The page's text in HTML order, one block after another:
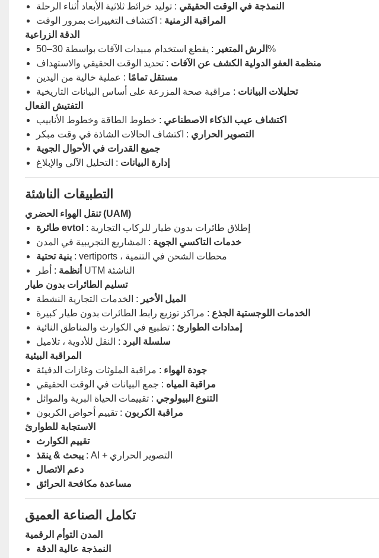
النمذجة في الوقت الحقيقي : توليد خرائط ثلاثية الأبعاد أثناء الرحلة
المراقبة الزمنية : اكتشاف التغييرات بمرور الوقت
الدقة الزراعية
الرش المتغير: يقطع استخدام مبيدات الآفات بواسطة 30–50%
منظمة العفو الدولية الكشف عن الآفات : تحديد الوقت الحقيقي والاستهداف
مستقل تمامًا : عملية خالية من اليدين
تحليلات البيانات : مراقبة صحة المزرعة على أساس البيانات التاريخية
التفتيش الفعال
اكتشاف عيب الذكاء الاصطناعي : خطوط الطاقة وخطوط الأنابيب
التصوير الحراري : اكتشاف الحالات الشاذة في وقت مبكر
جميع القدرات في الأحوال الجوية
إدارة البيانات : التحليل الآلي والإبلاغ
التطبيقات الناشئة
تنقل الهواء الحضري (UAM)
طائرة evtol
: إطلاق طائرات بدون طيار للركاب التجارية
خدمات التاكسي الجوية : المشاريع التجريبية في المدن
: vertiports ، محطات الشحن في التنمية
أنظمة
: أطر UTM الناشئة
تسليم الطائرات بدون طيار
الميل الأخير : الخدمات التجارية النشطة
الخدمات اللوجستية الجذع : مراكز توزيع رابط الطائرات بدون طيار كبيرة
إمدادات الطوارئ : تطبيع في الكوارث والمناطق النائية
سلسلة البرد : النقل للأدوية ، تلاميل
المراقبة البيئية
جودة الهواء : مراقبة الملوثات وغازات الدفيئة
مراقبة المياه : جمع البيانات في الوقت الحقيقي
التنوع البيولوجي : تقييمات الحياة البرية والموائل
مراقبة الكربون : تقييم أحواض الكربون
الاستجابة للطوارئ
تقييم الكوارث
: AI + التصوير الحراري
دعم الاتصال
مساعدة مكافحة الحرائق
تكامل الصناعة العميق
المدن التوأم الرقمية
النمذجة عالية الدقة